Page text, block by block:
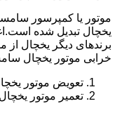
موتور یا کمپرسور
یخچال تبدیل شده
برندهای دیگر یخچال
خرابی موتور یخچال
تعویض موتور
تعمیر موتور